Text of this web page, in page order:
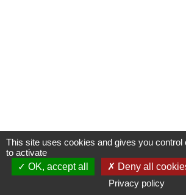
This site uses cookies and gives you control
to activate
OK, accept all
Deny all
Privacy policy